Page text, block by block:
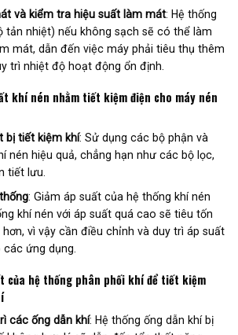
và kiểm tra hiệu suất làm mát: Hệ thống
tản nhiệt) nếu không sạch sẽ có thể làm
mát, dẫn đến việc máy phải tiêu thụ thêm
trì nhiệt độ hoạt động ổn định.
khí nén nhằm tiết kiệm điện cho máy nén
bị tiết kiệm khí: Sử dụng các bộ phận và
nén hiệu quả, chẳng hạn như các bộ lọc,
tiết lưu.
: Giảm áp suất của hệ thống khí nén
khí nén với áp suất quá cao sẽ tiêu tốn
vì vậy cần điều chỉnh và duy trì áp suất
ứng dụng.
của hệ thống phân phối khí để tiết kiệm
các ống dẫn khí: Hệ thống ống dẫn khí bị